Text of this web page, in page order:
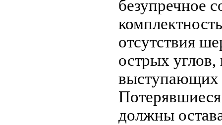
безупречное
отсутствия
острых
выступающих
должны